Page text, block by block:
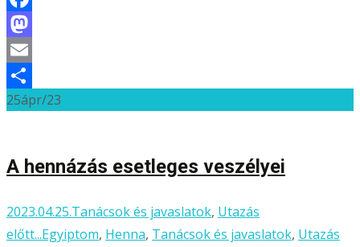
Facebook
Mastodon
Email
Ossza
25ápr/23
A hennázás esetleges veszélyei
2023.04.25.Tanácsok és javaslatok, Utazás
előtt...Egyiptom, Henna, Tanácsok és javaslatok, Utazás